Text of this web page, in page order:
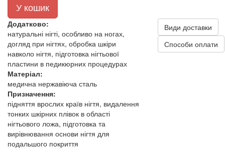
У кошик
Додатково:
натуральні нігті, особливо на ногах,
догляд при нігтях, обробка шкіри
навколо нігтя, підготовка нігтьової
пластини в педикюрних процедурах
Матеріал:
медична нержавіюча сталь
Призначення:
підняття врослих країв нігтя, видалення
тонких шкірних плівок в області
нігтьового ложа, підготовка та
вирівнювання основи нігтя для
подальшого покриття
Види доставки
Способи оплати